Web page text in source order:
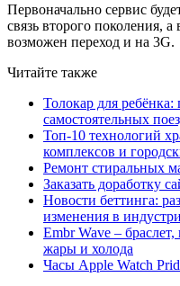
Первоначально сервис
связь второго поколения,
возможен переход и на 3G.
Читайте также
Толокар для
самостоятельных
Топ-10 технологий
комплексов и
Ремонт стиральных
Заказать доработку
Новости беттинга:
изменения в
Embr Wave –
жары и холода
Часы Apple Watch